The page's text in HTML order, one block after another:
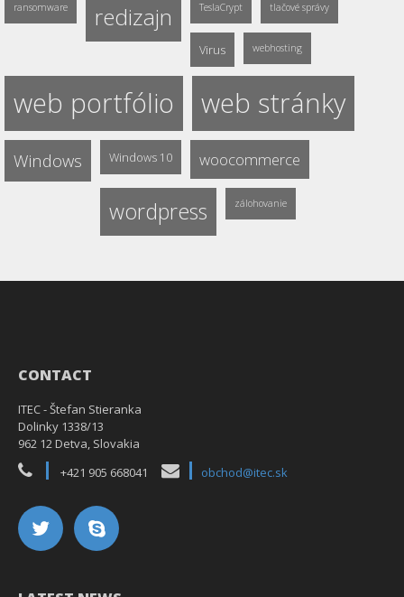
ransomware redizajn TeslaCrypt tlačové správy
Virus webhosting
web portfólio web stránky
Windows Windows 10 woocommerce
wordpress zálohovanie
CONTACT
ITEC - Štefan Stieranka
Dolinky 1338/13
962 12 Detva, Slovakia
+421 905 668041
obchod@itec.sk